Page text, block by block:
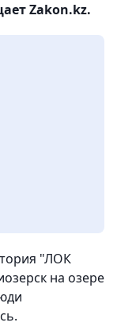
Zakon.kz.
"ЛОК
на озере